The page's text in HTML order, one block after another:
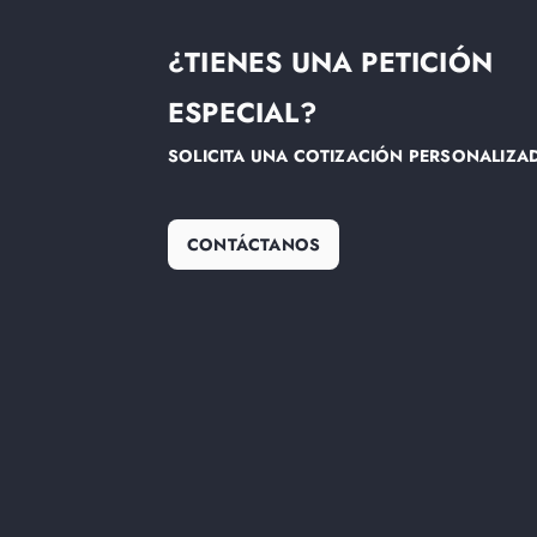
¿TIENES UNA PETICIÓN
ESPECIAL?
SOLICITA UNA COTIZACIÓN
CONTÁCTANOS